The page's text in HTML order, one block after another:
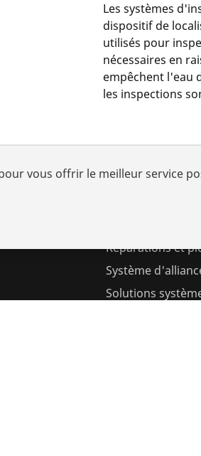
Les systèmes
dispositif de
utilisés pour
nécessaires en
empêchent l'eau
les inspections
Réparations et
Système
Solutions
vous offrir le meilleur service